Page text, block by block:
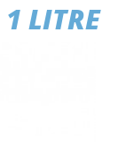
LITRE